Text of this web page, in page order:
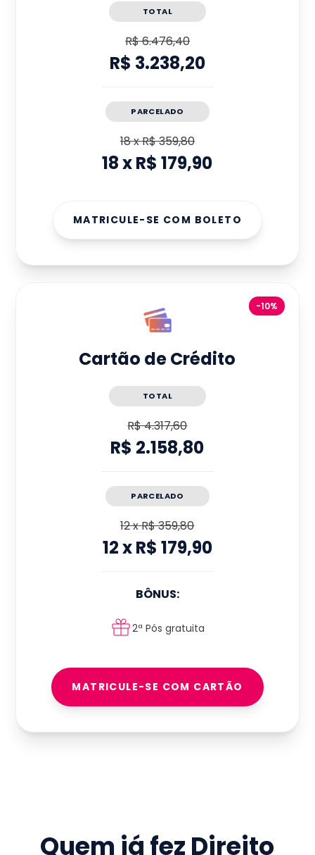
TOTAL
R$ 6.476,40
R$ 3.238,20
PARCELADO
18xR$ 359,80
18xR$ 179,90
MATRICULE-SE COM BOLETO
-10%
Cartão de Crédito
TOTAL
R$ 4.317,60
R$ 2.158,80
PARCELADO
12xR$ 359,80
12xR$ 179,90
BÔNUS:
2ª Pós gratuita
MATRICULE-SE COM CARTÃO
Quem já fez Direito